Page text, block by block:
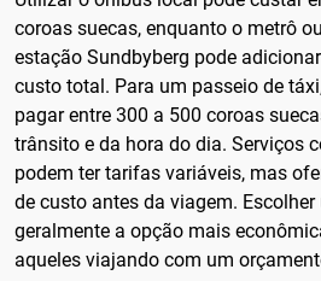
coroas suecas, enquanto o metrô
estação Sundbyberg pode
custo total. Para um passeio de
pagar entre 300 a 500 coroas
trânsito e da hora do dia. Serviços
podem ter tarifas variáveis, mas
de custo antes da viagem.
geralmente a opção mais
aqueles viajando com um